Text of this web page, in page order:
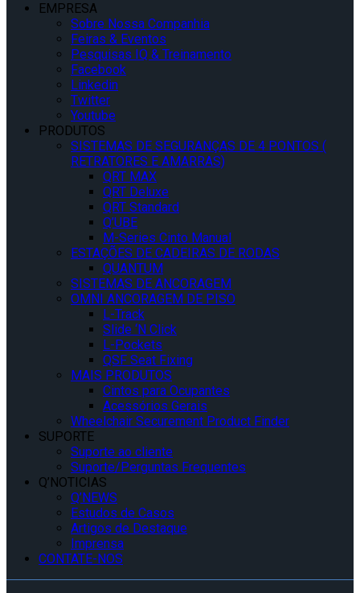
EMPRESA
Sobre Nossa Companhia
Feiras & Eventos
Pesquisas IQ & Treinamento
Facebook
Linkedin
Twitter
Youtube
PRODUTOS
SISTEMAS DE SEGURANÇAS DE 4 PONTOS (
RETRATORES E AMARRAS)
QRT MAX
QRT Deluxe
QRT Standard
Q’UBE
M-Series Cinto Manual
ESTAÇÕES DE CADEIRAS DE RODAS
QUANTUM
SISTEMAS DE ANCORAGEM
OMNI ANCORAGEM DE PISO
L-Track
Slide ‘N Click
L-Pockets
QSF Seat Fixing
MAIS PRODUTOS
Cintos para Ocupantes
Acessórios Gerais
Wheelchair Securement Product Finder
SUPORTE
Suporte ao cliente
Suporte/Perguntas Frequentes
Q’NOTICIAS
Q’NEWS
Estudos de Casos
Artigos de Destaque
Imprensa
CONTATE-NOS